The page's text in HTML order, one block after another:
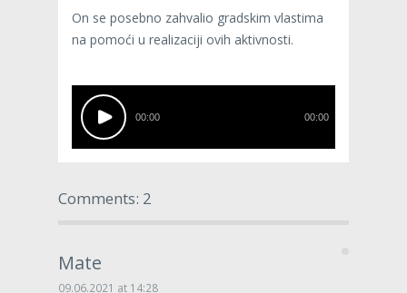
On se posebno zahvalio gradskim vlastima
na pomoći u realizaciji ovih aktivnosti.
00:00 00:00
Comments: 2
Mate
09.06.2021 at 14:28